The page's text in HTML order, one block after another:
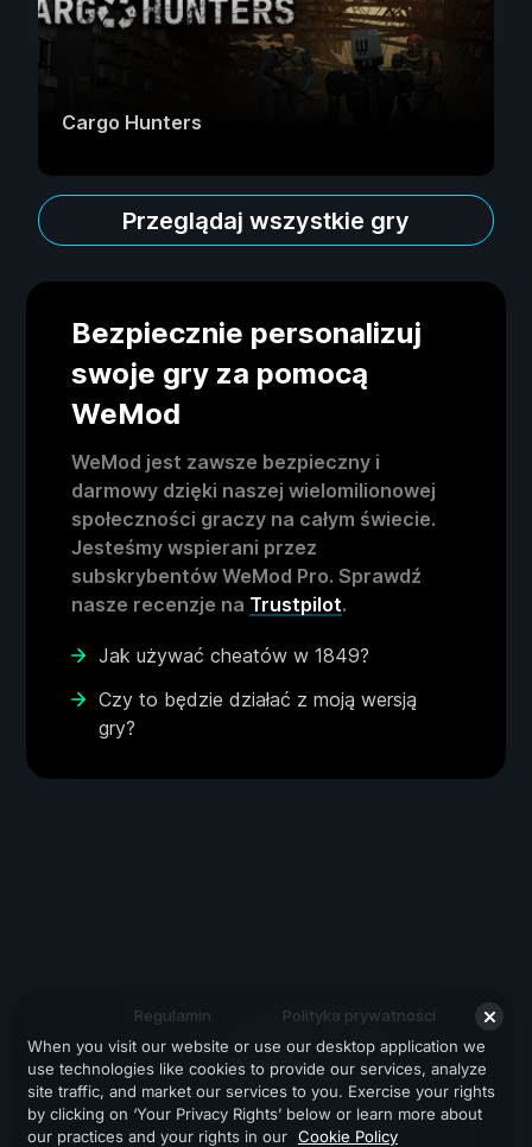
Cargo Hunters
Przeglądaj wszystkie gry
Bezpiecznie personalizuj
swoje gry za pomocą
WeMod
WeMod jest zawsze bezpieczny i
darmowy dzięki naszej wielomilionowej
społeczności graczy na całym świecie.
Jesteśmy wspierani przez
subskrybentów WeMod Pro. Sprawdź
nasze recenzje na Trustpilot.
Jak używać cheatów w 1849?
Czy to będzie działać z moją wersją
gry?
Regulamin Polityka prywatności
Wsparcie
When you visit our website or use our desktop application we
use technologies like cookies to provide our services, analyze
site traffic, and market our services to you. Exercise your rights
by clicking on ‘Your Privacy Rights’ below or learn more about
our practices and your rights in our Cookie Policy